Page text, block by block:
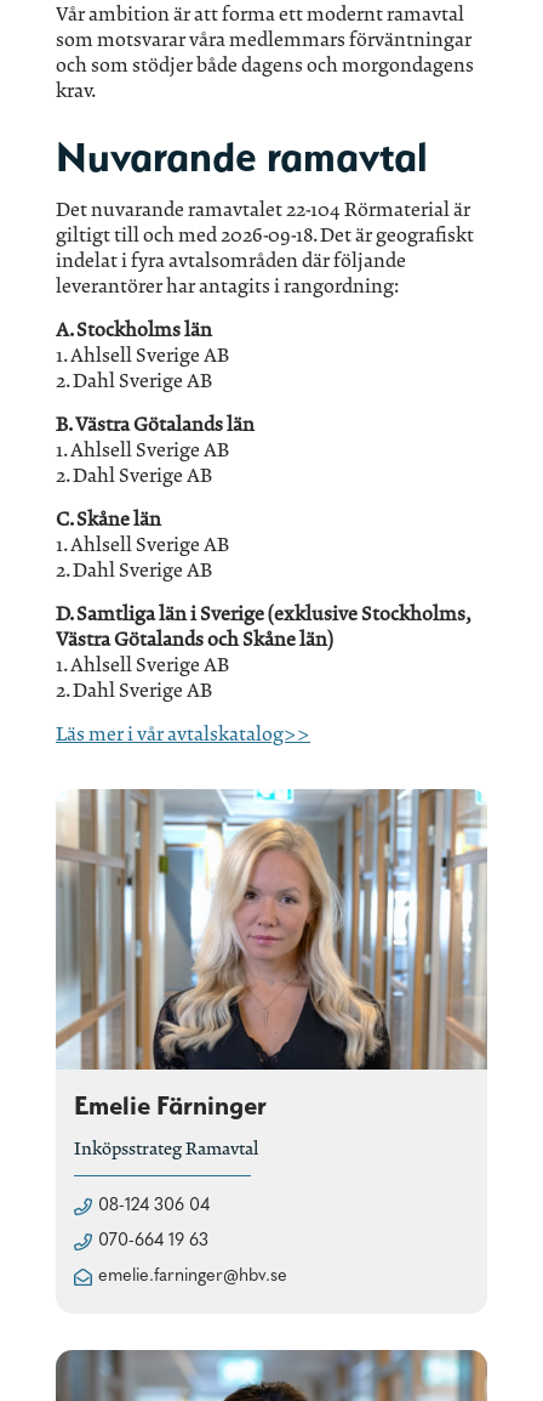
Vår ambition är att forma ett modernt ramavtal
som motsvarar våra medlemmars förväntningar
och som stödjer både dagens och morgondagens
krav.
Nuvarande ramavtal
Det nuvarande ramavtalet 22-104 Rörmaterial är
giltigt till och med 2026-09-18. Det är geografiskt
indelat i fyra avtalsområden där följande
leverantörer har antagits i rangordning:
A. Stockholms län
1. Ahlsell Sverige AB
2. Dahl Sverige AB
B. Västra Götalands län
1. Ahlsell Sverige AB
2. Dahl Sverige AB
C. Skåne län
1. Ahlsell Sverige AB
2. Dahl Sverige AB
D. Samtliga län i Sverige (exklusive Stockholms,
Västra Götalands och Skåne län)
1. Ahlsell Sverige AB
2. Dahl Sverige AB
Läs mer i vår avtalskatalog>>
Emelie Färninger
Inköpsstrateg Ramavtal
08-124 306 04
070-664 19 63
emelie.farninger@hbv.se